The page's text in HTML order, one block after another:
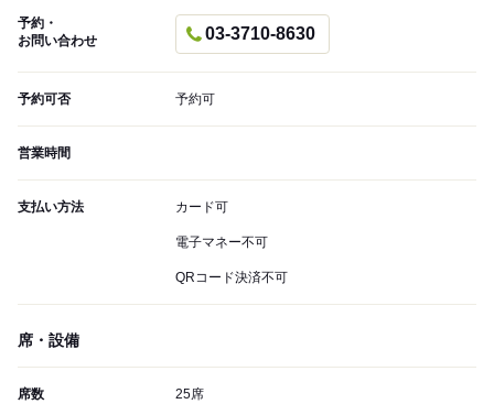
予約・
お問い合わせ
03-3710-8630
予約可否 予約可
営業時間
支払い方法 カード可
電子マネー不可
QRコード決済不可
席・設備
席数 25席